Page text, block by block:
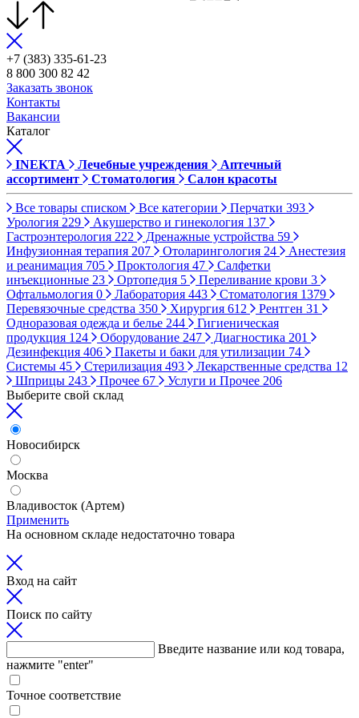
+7 (383) 335-61-23
8 800 300 82 42
Заказать звонок
Контакты
Вакансии
Каталог
INEKTA Лечебные учреждения
Аптечный
ассортимент
Стоматология Салон красоты
Все товары списком Все категории Перчатки 393
Урология 229 Акушерство и гинекология 137
Гастроэнтерология 222 Дренажные устройства 59
Инфузионная терапия 207 Отоларингология 24
Анестезия
и реанимация 705 Проктология 47
Салфетки
инъекционные 23 Ортопедия 5 Переливание крови 3
Офтальмология 0 Лаборатория 443 Стоматология 1379
Перевязочные средства 350 Хирургия 612 Рентген 31
Одноразовая одежда и белье 244
Гигиеническая
продукция 124 Оборудование 247 Диагностика 201
Дезинфекция 406 Пакеты и баки для утилизации 74
Системы 45 Стерилизация 493 Лекарственные средства 12
Шприцы 243 Прочее 67 Услуги и Прочее 206
Выберите свой склад
Новосибирск
Москва
Владивосток (Артем)
Применить
На основном складе недостаточно товара
Вход на сайт
Поиск по сайту
Введите название или код товара,
нажмите "enter"
Точное соответствие